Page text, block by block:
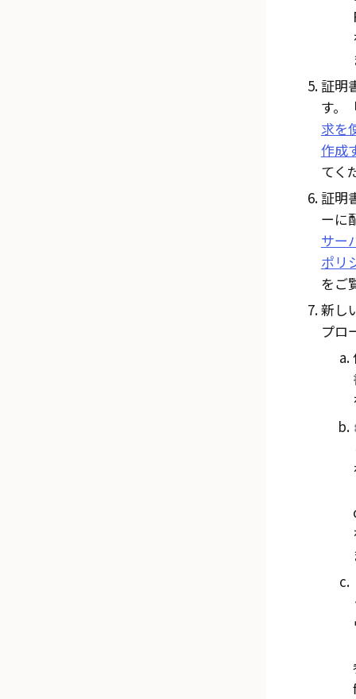
証明
す。
求を
作成
てく
証明
ーに
サー
ポリ
をご
新し
プロ